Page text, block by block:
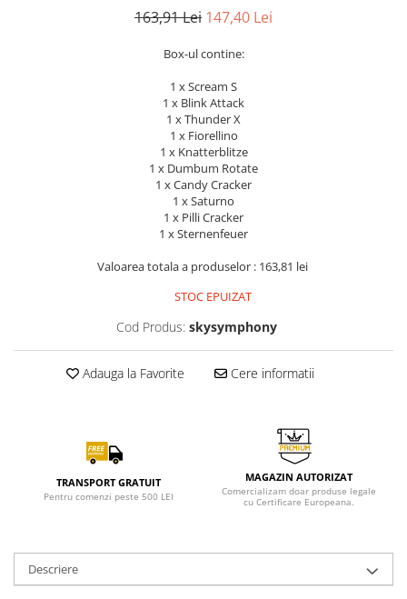
163,91 Lei 147,40 Lei
Box-ul contine:
1 x Scream S
1 x Blink Attack
1 x Thunder X
1 x Fiorellino
1 x Knatterblitze
1 x Dumbum Rotate
1 x Candy Cracker
1 x Saturno
1 x Pilli Cracker
1 x Sternenfeuer
Valoarea totala a produselor : 163,81 lei
STOC EPUIZAT
Cod Produs: skysymphony
Adauga la Favorite Cere informatii
TRANSPORT GRATUIT
Pentru comenzi peste 500 LEI
MAGAZIN AUTORIZAT
Comercializam doar produse legale
cu Certificare Europeana.
Descriere